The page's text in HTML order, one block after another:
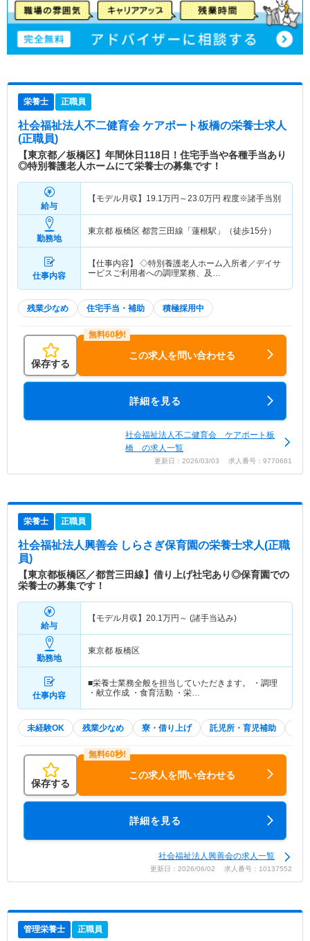
栄養士 正職員
社会福祉法人不二健育会 ケアポート板橋の栄養士求人
(正職員)
【東京都／板橋区】年間休日118日！住宅手当や各種手当あり
◎特別養護老人ホームにて栄養士の募集です！
給与
【モデル月収】 19.1万円～23.0万円 程度※諸手当別
勤務地
東京都 板橋区 都営三田線「蓮根駅」（徒歩15分）
仕事内容
【仕事内容】 ◇特別養護老人ホーム入所者／デイサ
ービスご利用者への調理業務、及…
残業少なめ 住宅手当・補助 積極採用中
保存する
この求人を問い合わせる
詳細を見る
社会福祉法人不二健育会 ケアポート板
橋 の求人一覧
更新日：2026/03/03 求人番号：9770681
栄養士 正職員
社会福祉法人興善会 しらさぎ保育園の栄養士求人(正職
員)
【東京都板橋区／都営三田線】借り上げ社宅あり◎保育園での
栄養士の募集です！
給与
【モデル月収】 20.1万円～ (諸手当込み)
勤務地
東京都 板橋区
仕事内容
■栄養士業務全般を担当していただきます。 ・調理
・献立作成 ・食育活動 ・栄…
未経験OK 残業少なめ 寮・借り上げ 託児所・育児補助
保存する
この求人を問い合わせる
詳細を見る
社会福祉法人興善会の求人一覧
更新日：2026/06/02 求人番号：10137552
管理栄養士 正職員